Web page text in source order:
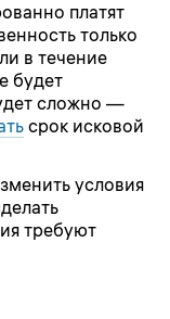
платят
только
в течение
будет
сложно —
срок исковой
условия
требуют